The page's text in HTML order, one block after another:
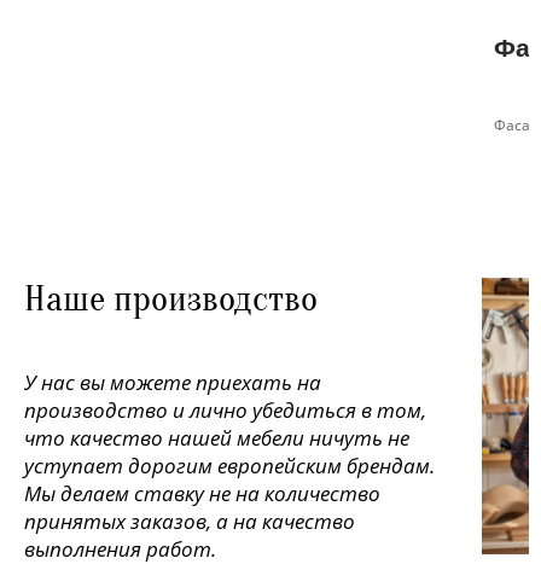
Наше производство
У нас вы можете приехать на
производство и лично убедиться в том,
что качество нашей мебели ничуть не
уступает дорогим европейским брендам.
Мы делаем ставку не на количество
принятых заказов, а на качество
выполнения работ.